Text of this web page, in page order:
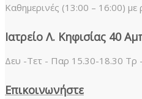
Καθημερινές (13:00 – 16:00) με
Ιατρείο Λ. Κηφισίας 40
Δευ -Τετ - Παρ 15.30-18.30 Τρ
Επικοινωνήστε